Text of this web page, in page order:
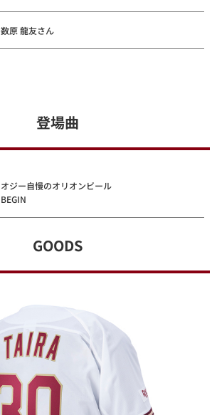
数原 龍友さん
登場曲
オジー自慢のオリオンビール
BEGIN
GOODS